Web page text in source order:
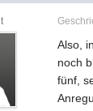
Also,
noch
fünf,